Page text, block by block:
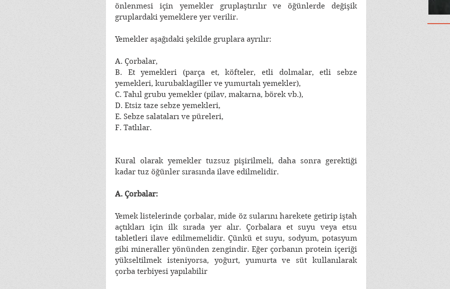
önlenmesi için yemekler gruplaştırılır ve öğünlerde değişik
gruplardaki yemeklere yer verilir.
Yemekler aşağıdaki şekilde gruplara ayrılır:
A. Çorbalar,
B. Et yemekleri (parça et, köfteler, etli dolmalar, etli sebze
yemekleri, kurubaklagiller ve yumurtalı yemekler),
C. Tahıl grubu yemekler (pilav, makarna, börek vb.),
D. Etsiz taze sebze yemekleri,
E. Sebze salataları ve püreleri,
F. Tatlılar.
Kural olarak yemekler tuzsuz pişirilmeli, daha sonra gerektiği
kadar tuz öğünler sırasında ilave edilmelidir.
A. Çorbalar:
Yemek listelerinde çorbalar, mide öz sularını harekete getirip iştah
açtıkları için ilk sırada yer alır. Çorbalara et suyu veya etsu
tabletleri ilave edilmemelidir. Çünkü et suyu, sodyum, potasyum
gibi mineraller yönünden zengindir. Eğer çorbanın protein içeriği
yükseltilmek isteniyorsa, yoğurt, yumurta ve süt kullanılarak
çorba terbiyesi yapılabilir